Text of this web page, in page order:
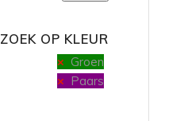
ZOEK OP KLEUR
Groen
Paars